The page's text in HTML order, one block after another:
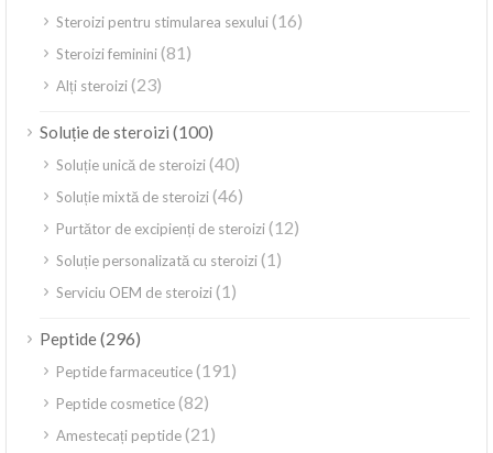
Steroizi pentru stimularea sexului(16)
Steroizi feminini(81)
Alți steroizi(23)
Soluție de steroizi (100)
Soluție unică de steroizi(40)
Soluție mixtă de steroizi(46)
Purtător de excipienți de steroizi(12)
Soluție personalizată cu steroizi(1)
Serviciu OEM de steroizi(1)
Peptide(296)
Peptide farmaceutice(191)
Peptide cosmetice(82)
Amestecați peptide(21)